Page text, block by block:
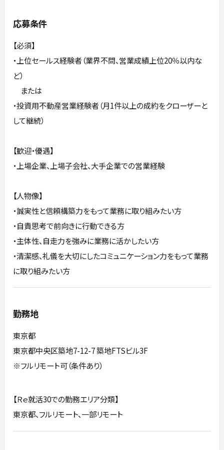
応募条件
【必須】
・上位セールス経験者（業界不問、営業成績上位20％以内な
ど）
または
・投資用不動産営業経験者（月1件以上の成約をクローザーと
して継続）
【歓迎・優遇】
・上場企業、上場子会社、大手企業での営業経験
【人物像】
・誠実性と信頼構築力をもって業務に取り組みたい方
・自責思考で前向きに行動できる方
・主体性、自走力を強みに業務に活かしたい方
・清潔感、礼儀を大切にしたコミュニケーション力をもって業務
に取り組みたい方
勤務地
東京都
東京都中央区築地7-12-7 築地FTSビル3F
※フルリモート可（条件あり）
【Ｒｅ就活30での勤務エリア分類】
東京都、フルリモート、一部リモート